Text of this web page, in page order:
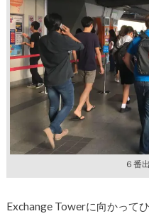
６番
Exchange Towerに向かって